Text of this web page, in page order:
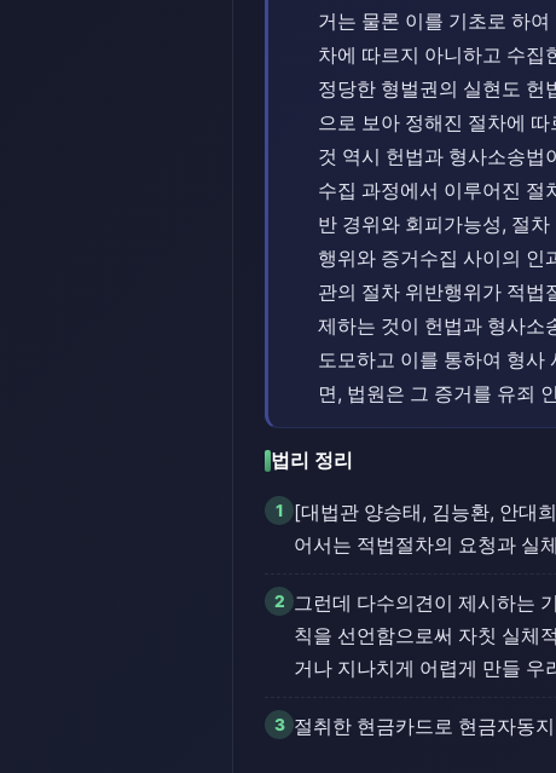
거는 물론 이를 기초로 하
차에 따르지 아니하고 수집
정당한 형벌권의 실현도 헌
으로 보아 정해진 절차에
것 역시 헌법과 형사소송법
수집 과정에서 이루어진 절
반 경위와 회피가능성, 절
행위와 증거수집 사이의 인
관의 절차 위반행위가 적법
제하는 것이 헌법과 형사소
도모하고 이를 통하여 형사
면, 법원은 그 증거를 유죄
법리 정리
1
[대법관 양승태, 김능환, 안대
어서는 적법절차의 요청과 실
2 그런데 다수의견이 제시하는
칙을 선언함으로써 자칫 실체
거나 지나치게 어렵게 만들 우
3 절취한 현금카드로 현금자동